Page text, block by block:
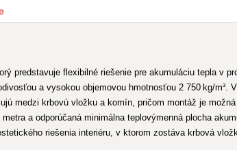
predstavuje flexibilné riešenie pre akumuláciu tepla v
a vysokou objemovou hmotnosťou 2 750 kg/
medzi krbovú vložku a komín, pričom montáž je
a odporúčaná minimálna teplovýmenná plocha
riešenia interiéru, v ktorom zostáva krbová